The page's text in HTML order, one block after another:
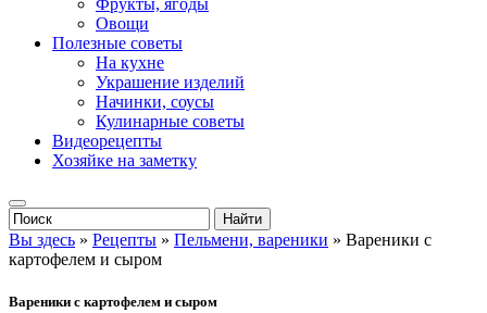
Фрукты, ягоды
Овощи
Полезные советы
На кухне
Украшение изделий
Начинки, соусы
Кулинарные советы
Видеорецепты
Хозяйке на заметку
Вы здесь » Рецепты » Пельмени, вареники » Вареники с
картофелем и сыром
Вареники с картофелем и сыром